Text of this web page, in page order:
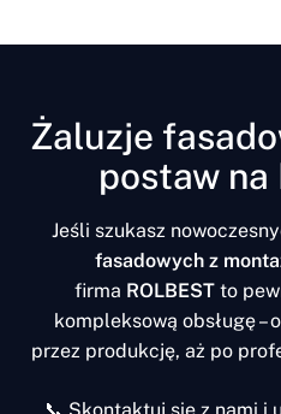
Żaluzje
postaw na
Jeśli szukasz
fasadowych z
firma ROLBEST to
kompleksową obsługę –
przez produkcję, aż po